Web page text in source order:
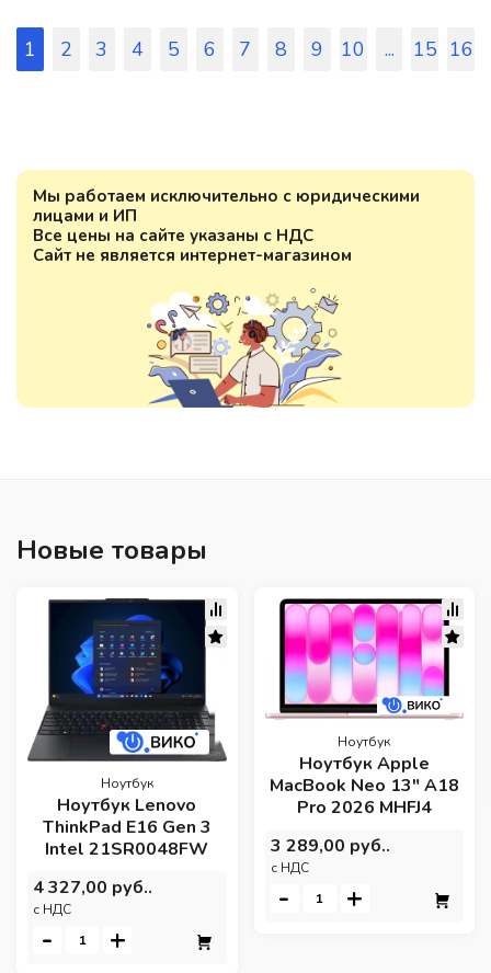
Мы работаем исключительно с юридическими
лицами и ИП
Все цены на сайте указаны с НДС
Сайт не является интернет-магазином
1 2 3 4 5 6 7 8 9 10 ... 15 16
Новые товары
Ноутбук
Ноутбук Lenovo
ThinkPad E16 Gen 3
Intel 21SR0048FW
4 327,00 руб..
c НДС
- +
Ноутбук
Ноутбук Apple
MacBook Neo 13" A18
Pro 2026 MHFJ4
3 289,00 руб..
c НДС
- +